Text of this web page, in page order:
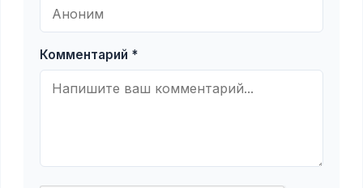
Комментарий *